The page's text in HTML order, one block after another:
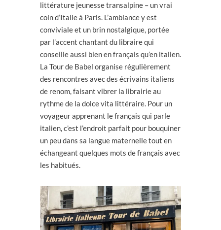
littérature jeunesse transalpine – un vrai
coin d’Italie à Paris. L’ambiance y est
conviviale et un brin nostalgique, portée
par l’accent chantant du libraire qui
conseille aussi bien en français qu’en italien.
La Tour de Babel organise régulièrement
des rencontres avec des écrivains italiens
de renom, faisant vibrer la librairie au
rythme de la dolce vita littéraire. Pour un
voyageur apprenant le français qui parle
italien, c’est l’endroit parfait pour bouquiner
un peu dans sa langue maternelle tout en
échangeant quelques mots de français avec
les habitués.